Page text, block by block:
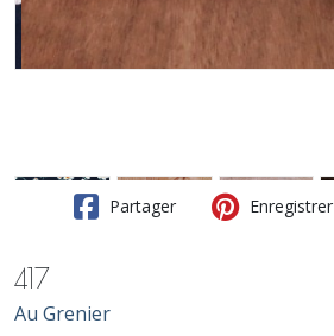
Partager Enregistrer
417
Au Grenier